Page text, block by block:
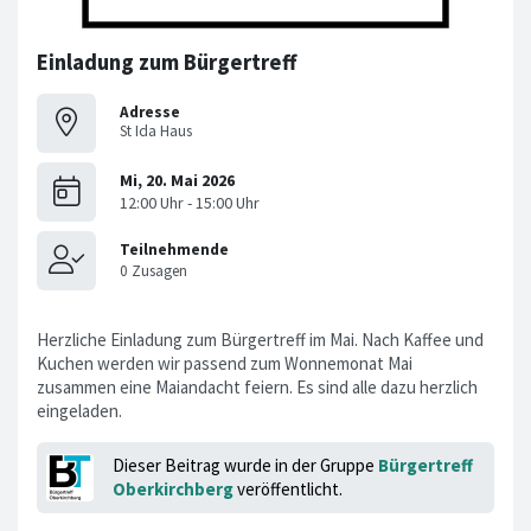
Einladung zum Bürgertreff
Adresse
St Ida Haus
Herzliche Einladung zum Bürgertreff im Mai. Nach Kaffee und
Kuchen werden wir passend zum Wonnemonat Mai
zusammen eine Maiandacht feiern. Es sind alle dazu herzlich
eingeladen.
Dieser Beitrag wurde in der Gruppe Bürgertreff
Oberkirchbergveröffentlicht.